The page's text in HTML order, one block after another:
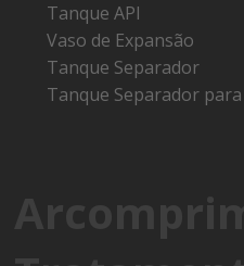
Tanque API
Vaso de Expansão
Tanque Separador
Tanque Separador para